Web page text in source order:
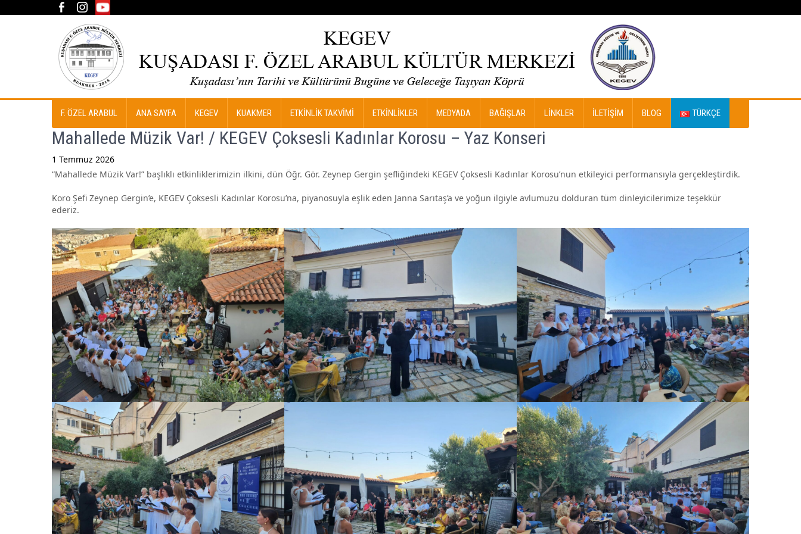
F. ÖZEL ARABUL ANA SAYFA KEGEV KUAKMER ETKİNLİK TAKVİMİ ETKİNLİKLER MEDYADA BAĞIŞLAR LINKLER İLETIŞIM BLOG TÜRKÇE
Mahallede Müzik Var! / KEGEV Çoksesli Kadınlar Korosu – Yaz Konseri
1 Temmuz 2026
“Mahallede Müzik Var!” başlıklı etkinliklerimizin ilkini, dün Öğr. Gör. Zeynep Gergin şefliğindeki KEGEV Çoksesli Kadınlar Korosu’nun etkileyici performansıyla gerçekleştirdik.
Koro Şefi Zeynep Gergin’e, KEGEV Çoksesli Kadınlar Korosu’na, piyanosuyla eşlik eden Janna Sarıtaş’a ve yoğun ilgiyle avlumuzu dolduran tüm dinleyicilerimize teşekkür
ederiz.
navigation